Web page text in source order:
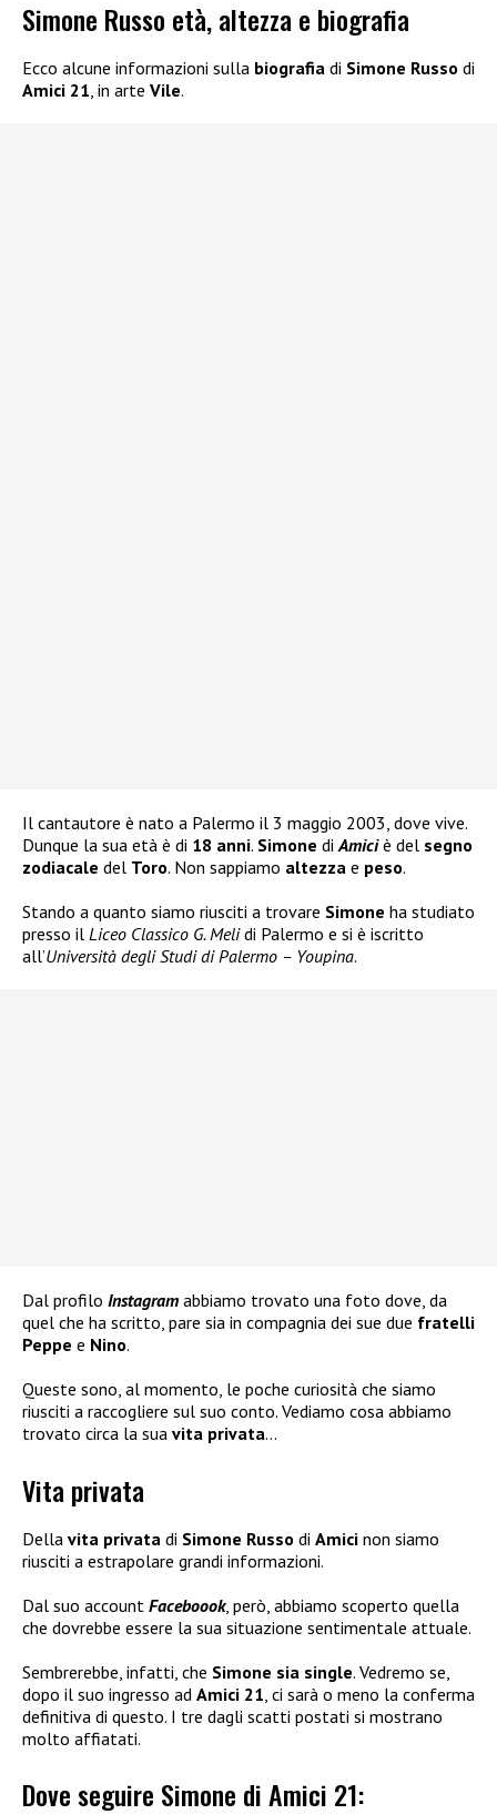
Simone Russo età, altezza e biografia
Ecco alcune informazioni sulla biografia di Simone Russo di
Amici 21, in arte Vile.
Il cantautore è nato a Palermo il 3 maggio 2003, dove vive.
Dunque la sua età è di 18 anni. Simone diAmiciè del segno
zodiacale del Toro. Non sappiamo altezza e peso.
Stando a quanto siamo riusciti a trovare Simone ha studiato
presso il Liceo Classico G. Melidi Palermo e si è iscritto
all’Università degli Studi di Palermo – Youpina.
Dal profilo Instagram abbiamo trovato una foto dove, da
quel che ha scritto, pare sia in compagnia dei sue due fratelli
Peppe e Nino.
Queste sono, al momento, le poche curiosità che siamo
riusciti a raccogliere sul suo conto. Vediamo cosa abbiamo
trovato circa la sua vita privata…
Vita privata
Della vita privata di Simone Russo di Amici non siamo
riusciti a estrapolare grandi informazioni.
Dal suo account Faceboook, però, abbiamo scoperto quella
che dovrebbe essere la sua situazione sentimentale attuale.
Sembrerebbe, infatti, che Simone sia single. Vedremo se,
dopo il suo ingresso ad Amici 21 , ci sarà o meno la conferma
definitiva di questo. I tre dagli scatti postati si mostrano
molto affiatati.
Dove seguire Simone di Amici 21: